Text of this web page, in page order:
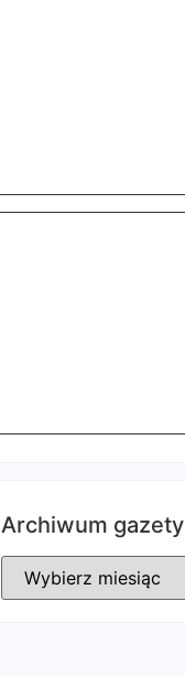
Archiwum gazety